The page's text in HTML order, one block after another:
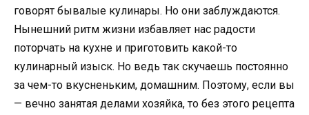
говорят бывалые кулинары. Но они заблуждаются.
Нынешний ритм жизни избавляет нас радости
поторчать на кухне и приготовить какой-то
кулинарный изыск. Но ведь так скучаешь постоянно
за чем-то вкусненьким, домашним. Поэтому, если вы
— вечно занятая делами хозяйка, то без этого рецепта